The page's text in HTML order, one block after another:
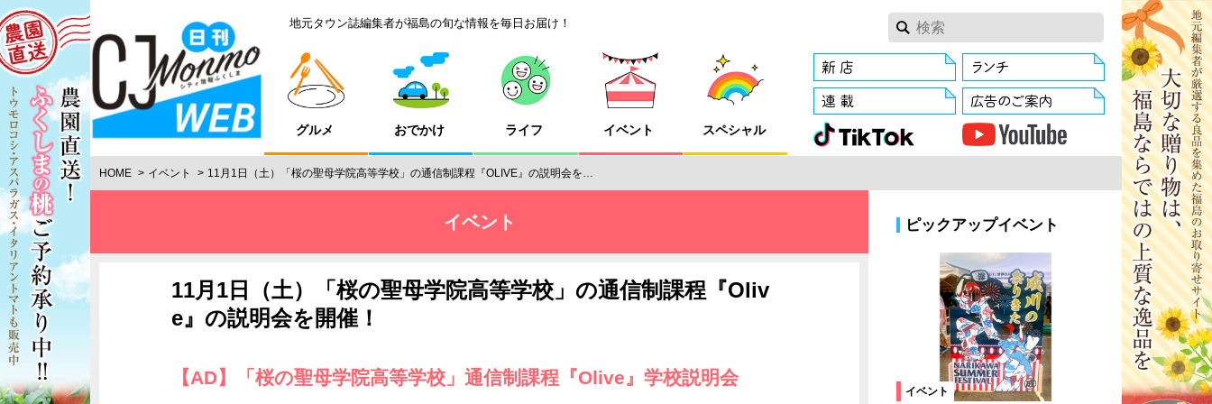
地元タウン誌編集者が福島の旬な情報を毎日お届け！
グルメ おでかけ ライフ イベント スペシャル
HOME イベント 11月1日（土）「桜の聖母学院高等学校」の通信制課程『OLIVE』の説明会を…
イベント
11月1日（土）「桜の聖母学院高等学校」の通信制課程『Oliv
e』の説明会を開催！
【AD】「桜の聖母学院高等学校」通信制課程『Olive』学校説明会
ピックアップイベント
イベント